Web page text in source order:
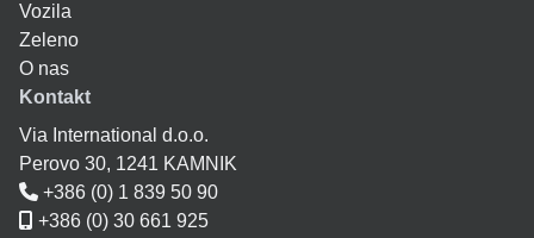
Vozila
Zeleno
O nas
Kontakt
Via International d.o.o.
Perovo 30, 1241 KAMNIK
+386 (0) 1 839 50 90
+386 (0) 30 661 925